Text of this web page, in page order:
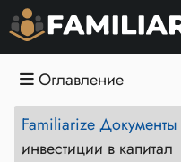
Оглавление
Familiarize Документы
инвестиции в капитал